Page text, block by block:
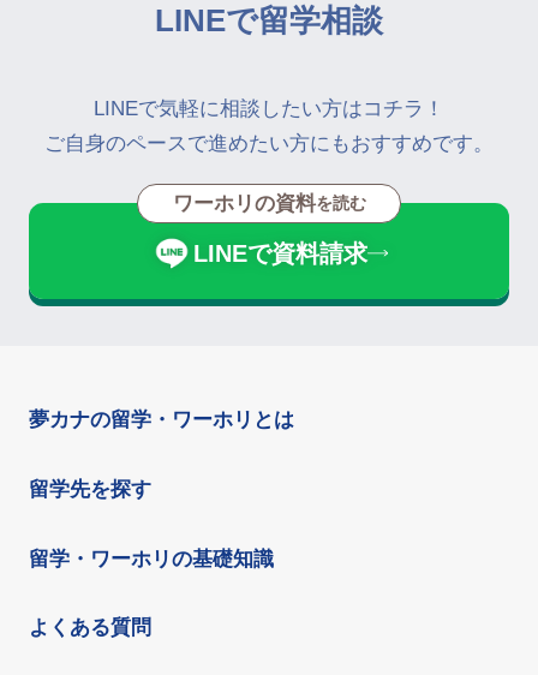
LINEで留学相談
LINEで気軽に相談したい方はコチラ！
ご自身のペースで進めたい方にもおすすめです。
ワーホリの資料を読む
LINEで資料請求
夢カナの留学・ワーホリとは
留学先を探す
留学・ワーホリの基礎知識
よくある質問